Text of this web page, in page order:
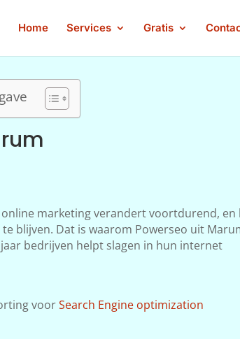
Home Services Gratis
online marketing verandert voortdurend, en
blijven. Dat is waarom Powerseo uit
bedrijven helpt slagen in hun internet
voorSearch Engine optimization